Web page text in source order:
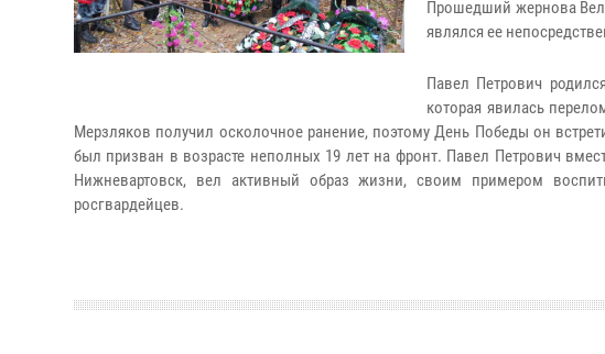
Прошедший жернова
являлся ее
Павел Петрович
которая явилась
Мерзляков получил осколочное ранение, поэтому День Победы он
был призван в возрасте неполных 19 лет на фронт. Павел Петрович
Нижневартовск, вел активный образ жизни, своим примером
росгвардейцев.